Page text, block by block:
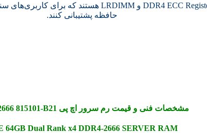
حافظه پشتیبانی کنند.
مشخصات فنی و قیمت رم سرور اچ پی 64GB 2666 815101-B21
HPE 64GB Dual Rank x4 DDR4‑2666 SERVER RAM